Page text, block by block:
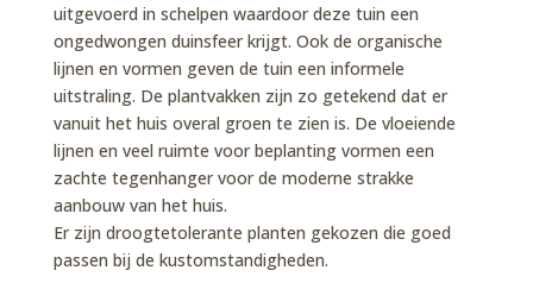
uitgevoerd in schelpen waardoor deze tuin een
ongedwongen duinsfeer krijgt. Ook de organische
lijnen en vormen geven de tuin een informele
uitstraling. De plantvakken zijn zo getekend dat er
vanuit het huis overal groen te zien is. De vloeiende
lijnen en veel ruimte voor beplanting vormen een
zachte tegenhanger voor de moderne strakke
aanbouw van het huis.
Er zijn droogtetolerante planten gekozen die goed
passen bij de kustomstandigheden.